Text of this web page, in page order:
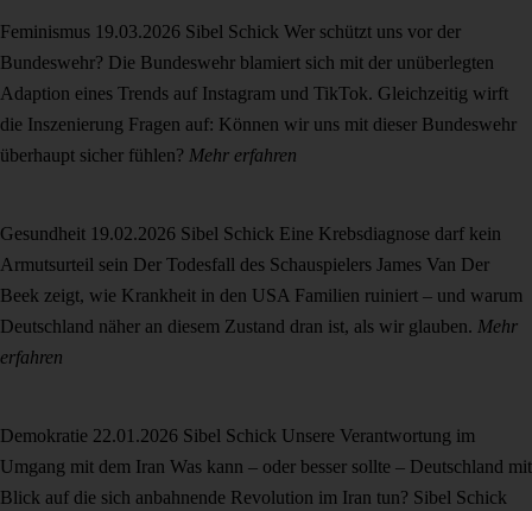
Feminismus 19.03.2026 Sibel Schick Wer schützt uns vor der
Bundeswehr? Die Bundeswehr blamiert sich mit der unüberlegten
Adaption eines Trends auf Instagram und TikTok. Gleichzeitig wirft
die Inszenierung Fragen auf: Können wir uns mit dieser Bundeswehr
überhaupt sicher fühlen? Mehr erfahren
Gesundheit 19.02.2026 Sibel Schick Eine Krebsdiagnose darf kein
Armutsurteil sein Der Todesfall des Schauspielers James Van Der
Beek zeigt, wie Krankheit in den USA Familien ruiniert – und warum
Deutschland näher an diesem Zustand dran ist, als wir glauben. Mehr
erfahren
Demokratie 22.01.2026 Sibel Schick Unsere Verantwortung im
Umgang mit dem Iran Was kann – oder besser sollte – Deutschland mit
Blick auf die sich anbahnende Revolution im Iran tun? Sibel Schick